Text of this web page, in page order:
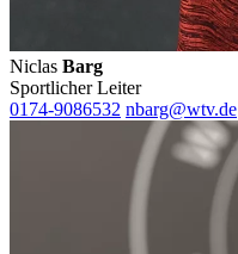
Niclas Barg
Sportlicher Leiter
0174-9086532 nbarg@wtv.de